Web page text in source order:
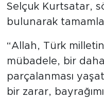
Selçuk Kurtsatar,
bulunarak
“Allah, Türk
mübadele, bir
parçalanması
bir zarar,